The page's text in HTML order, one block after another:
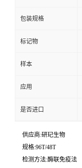
包装规格
标记物
样本
应用
是否进口
供应商:研玘生物
规格:96T/48T
检测方法:酶联免疫法